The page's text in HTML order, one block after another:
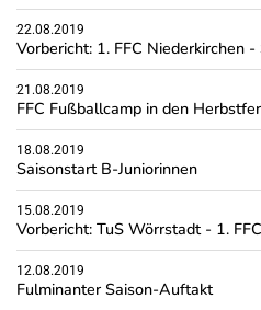
22.08.2019
Vorbericht: 1. FFC Niederkirchen
21.08.2019
FFC Fußballcamp in den
18.08.2019
Saisonstart B-Juniorinnen
15.08.2019
Vorbericht: TuS Wörrstadt - 1.
12.08.2019
Fulminanter Saison-Auftakt